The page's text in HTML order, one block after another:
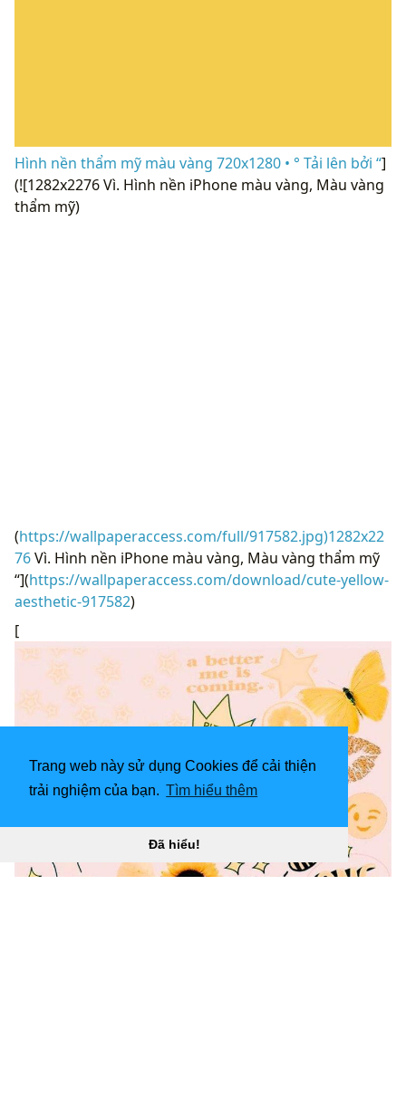
Trang web này sử dụng Cookies để cải thiện
trải nghiệm của bạn. Tìm hiểu thêm
Đã hiểu!
Hình nền thẩm mỹ màu vàng 720x1280 • ° Tải lên bởi “]
(![1282x2276 Vì. Hình nền iPhone màu vàng, Màu vàng
thẩm mỹ)
(https://wallpaperaccess.com/full/917582.jpg)1282x22
76Vì. Hình nền iPhone màu vàng, Màu vàng thẩm mỹ
“](https://wallpaperaccess.com/download/cute-yellow-
aesthetic-917582)
[